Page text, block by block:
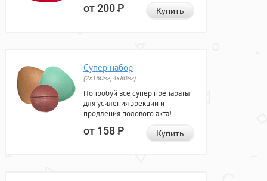
от 200Р Купить
Супер набор
(2х160мг, 4х80мг)
Попробуй все супер препараты
для усиления эрекции и
продления полового акта!
от 158Р Купить